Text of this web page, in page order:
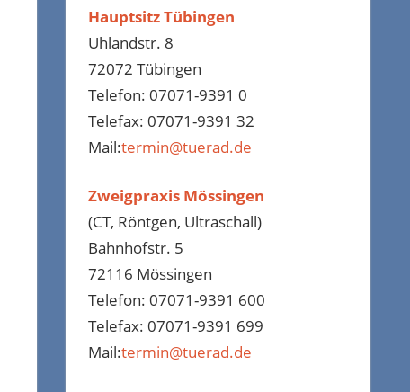
Hauptsitz Tübingen
Uhlandstr. 8
72072 Tübingen
Telefon: 07071-9391 0
Telefax: 07071-9391 32
Mail:termin@tuerad.de
Zweigpraxis Mössingen
(CT, Röntgen, Ultraschall)
Bahnhofstr. 5
72116 Mössingen
Telefon: 07071-9391 600
Telefax: 07071-9391 699
Mail:termin@tuerad.de